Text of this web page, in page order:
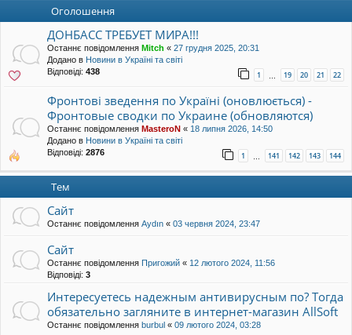
Оголошення
ДОНБАСС ТРЕБУЕТ МИРА!!!
Останнє повідомлення Mitch « 27 грудня 2025, 20:31
Додано в Новини в Україні та світі
Відповіді: 438 1 … 19 20 21 22
Фронтові зведення по Україні (оновлюється) -
Фронтовые сводки по Украине (обновляются)
Останнє повідомлення MasteroN « 18 липня 2026, 14:50
Додано в Новини в Україні та світі
Відповіді: 2876 1 … 141 142 143 144
Тем
Сайт
Останнє повідомлення Aydın « 03 червня 2024, 23:47
Сайт
Останнє повідомлення Пригожий « 12 лютого 2024, 11:56
Відповіді: 3
Интересуетесь надежным антивирусным по? Тогда
обязательно загляните в интернет-магазин AllSoft
Останнє повідомлення burbul « 09 лютого 2024, 03:28